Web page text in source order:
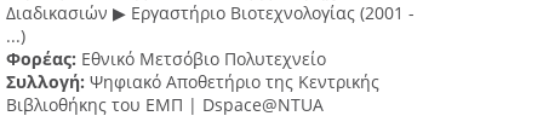
Διαδικασιών ▶ Εργαστήριο Βιοτεχνολογίας (2001 -
...)
Φορέας: Εθνικό Μετσόβιο Πολυτεχνείο
Συλλογή: Ψηφιακό Αποθετήριο της Κεντρικής
Βιβλιοθήκης του ΕΜΠ | Dspace@NTUA